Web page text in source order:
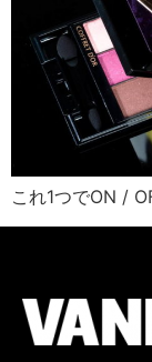
これ1つでON /